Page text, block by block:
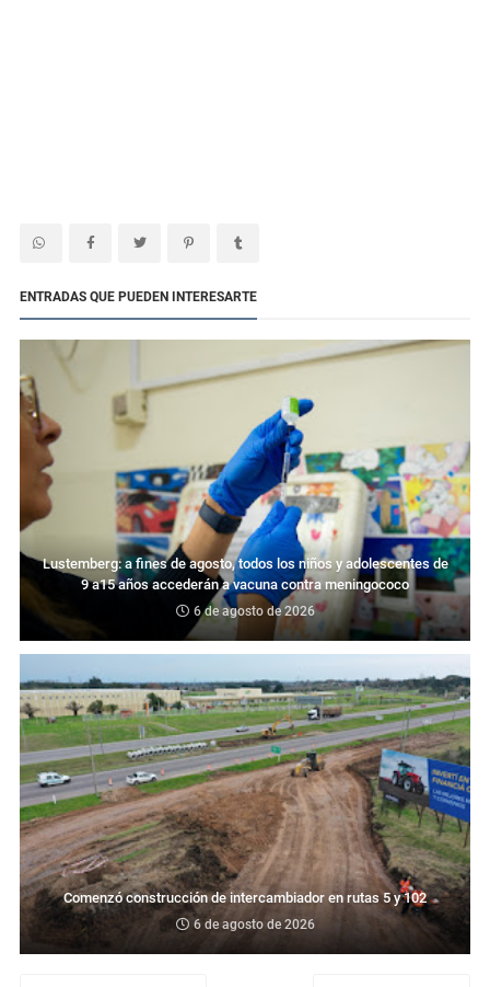
ENTRADAS QUE PUEDEN INTERESARTE
Lustemberg: a fines de agosto, todos los niños y adolescentes de
9 a15 años accederán a vacuna contra meningococo
6 de agosto de 2026
Comenzó construcción de intercambiador en rutas 5 y 102
6 de agosto de 2026